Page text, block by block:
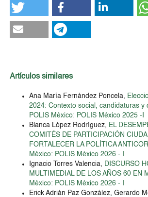
Artículos similares
Ana María Fernández Poncela,
2024: Contexto social, candidaturas y
POLIS México: POLIS México 2025 -I
Blanca López Rodríguez, EL
COMITÉS DE PARTICIPACIÓN
FORTALECER LA POLÍTICA
México: POLIS México 2026 - I
Ignacio Torres Valencia,
DISCURSO
MULTIMEDIAL DE LOS AÑOS 60 EN
México: POLIS México 2026 - I
Erick Adrián Paz González, Gerardo